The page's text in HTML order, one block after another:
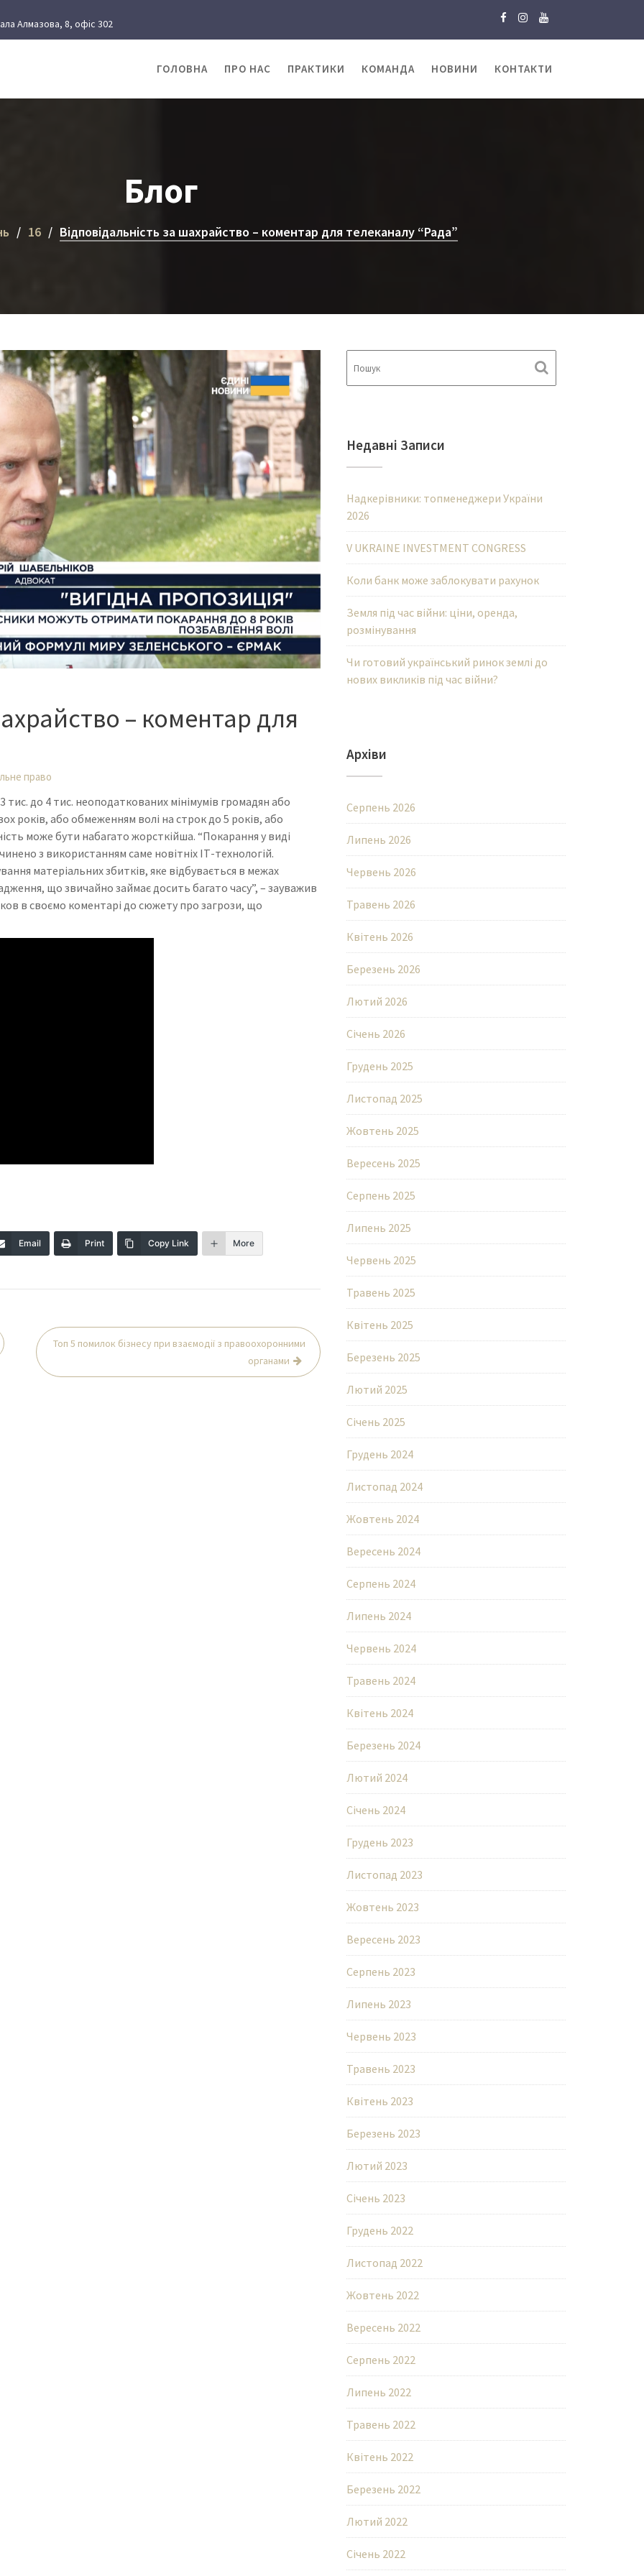
Алмазова, 8, офіс 302
ГОЛОВНА ПРО НАС ПРАКТИКИ КОМАНДА НОВИНИ КОНТАКТИ
Блог
16 Відповідальність за шахрайство – коментар для телеканалу “Рада”
– коментар для
право
до 4 тис. неоподаткованих мінімумів громадян або
років, або обмеженням волі на строк до 5 років, або
може бути набагато жорсткійша. “Покарання у виді
з використанням саме новітніх ІТ-технологій.
матеріальних збитків, яке відбувається в межах
що звичайно займає досить багато часу”, – зауважив
в своємо коментарі до сюжету про загрози, що
Email Print Copy Link More
Топ 5 помилок бізнесу при взаємодії з правоохоронними
органами
Недавні Записи
Надкерівники: топменеджери України
2026
V UKRAINE INVESTMENT CONGRESS
Коли банк може заблокувати рахунок
Земля під час війни: ціни, оренда,
розмінування
Чи готовий український ринок землі до
нових викликів під час війни?
Архіви
Серпень 2026
Липень 2026
Червень 2026
Травень 2026
Квітень 2026
Березень 2026
Лютий 2026
Січень 2026
Грудень 2025
Листопад 2025
Жовтень 2025
Вересень 2025
Серпень 2025
Липень 2025
Червень 2025
Травень 2025
Квітень 2025
Березень 2025
Лютий 2025
Січень 2025
Грудень 2024
Листопад 2024
Жовтень 2024
Вересень 2024
Серпень 2024
Липень 2024
Червень 2024
Травень 2024
Квітень 2024
Березень 2024
Лютий 2024
Січень 2024
Грудень 2023
Листопад 2023
Жовтень 2023
Вересень 2023
Серпень 2023
Липень 2023
Червень 2023
Травень 2023
Квітень 2023
Березень 2023
Лютий 2023
Січень 2023
Грудень 2022
Листопад 2022
Жовтень 2022
Вересень 2022
Серпень 2022
Липень 2022
Травень 2022
Квітень 2022
Березень 2022
Лютий 2022
Січень 2022